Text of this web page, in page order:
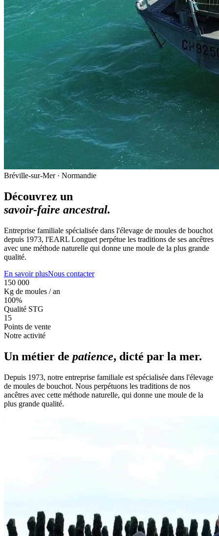
Bréville-sur-Mer · Normandie
Découvrez un
savoir-faire ancestral.
Entreprise familiale spécialisée dans l'élevage de moules de bouchot
depuis 1973, l'EARL Longuet perpétue les traditions de ses ancêtres
avec une méthode naturelle qui donne une moule de la plus grande
qualité.
En savoir plusNous contacter
150 000
Kg de moules / an
100%
Qualité STG
15
Points de vente
Notre activité
Un métier de patience, dicté par la mer.
Depuis 1973, notre entreprise familiale est spécialisée dans l'élevage
de moules de bouchot. Nous perpétuons les traditions de nos
ancêtres avec cette méthode naturelle, qui donne une moule de la
plus grande qualité.